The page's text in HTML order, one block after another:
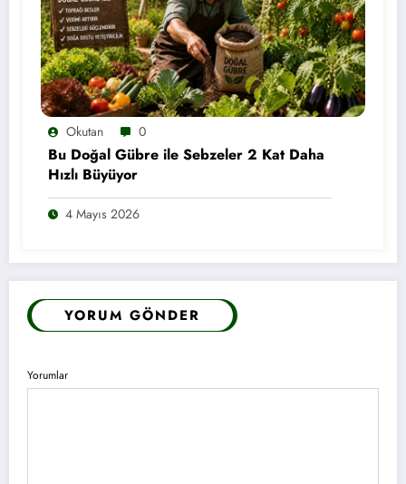
Okutan 0
Bu Doğal Gübre ile Sebzeler 2 Kat Daha
Hızlı Büyüyor
4 Mayıs 2026
YORUM GÖNDER
Yorumlar